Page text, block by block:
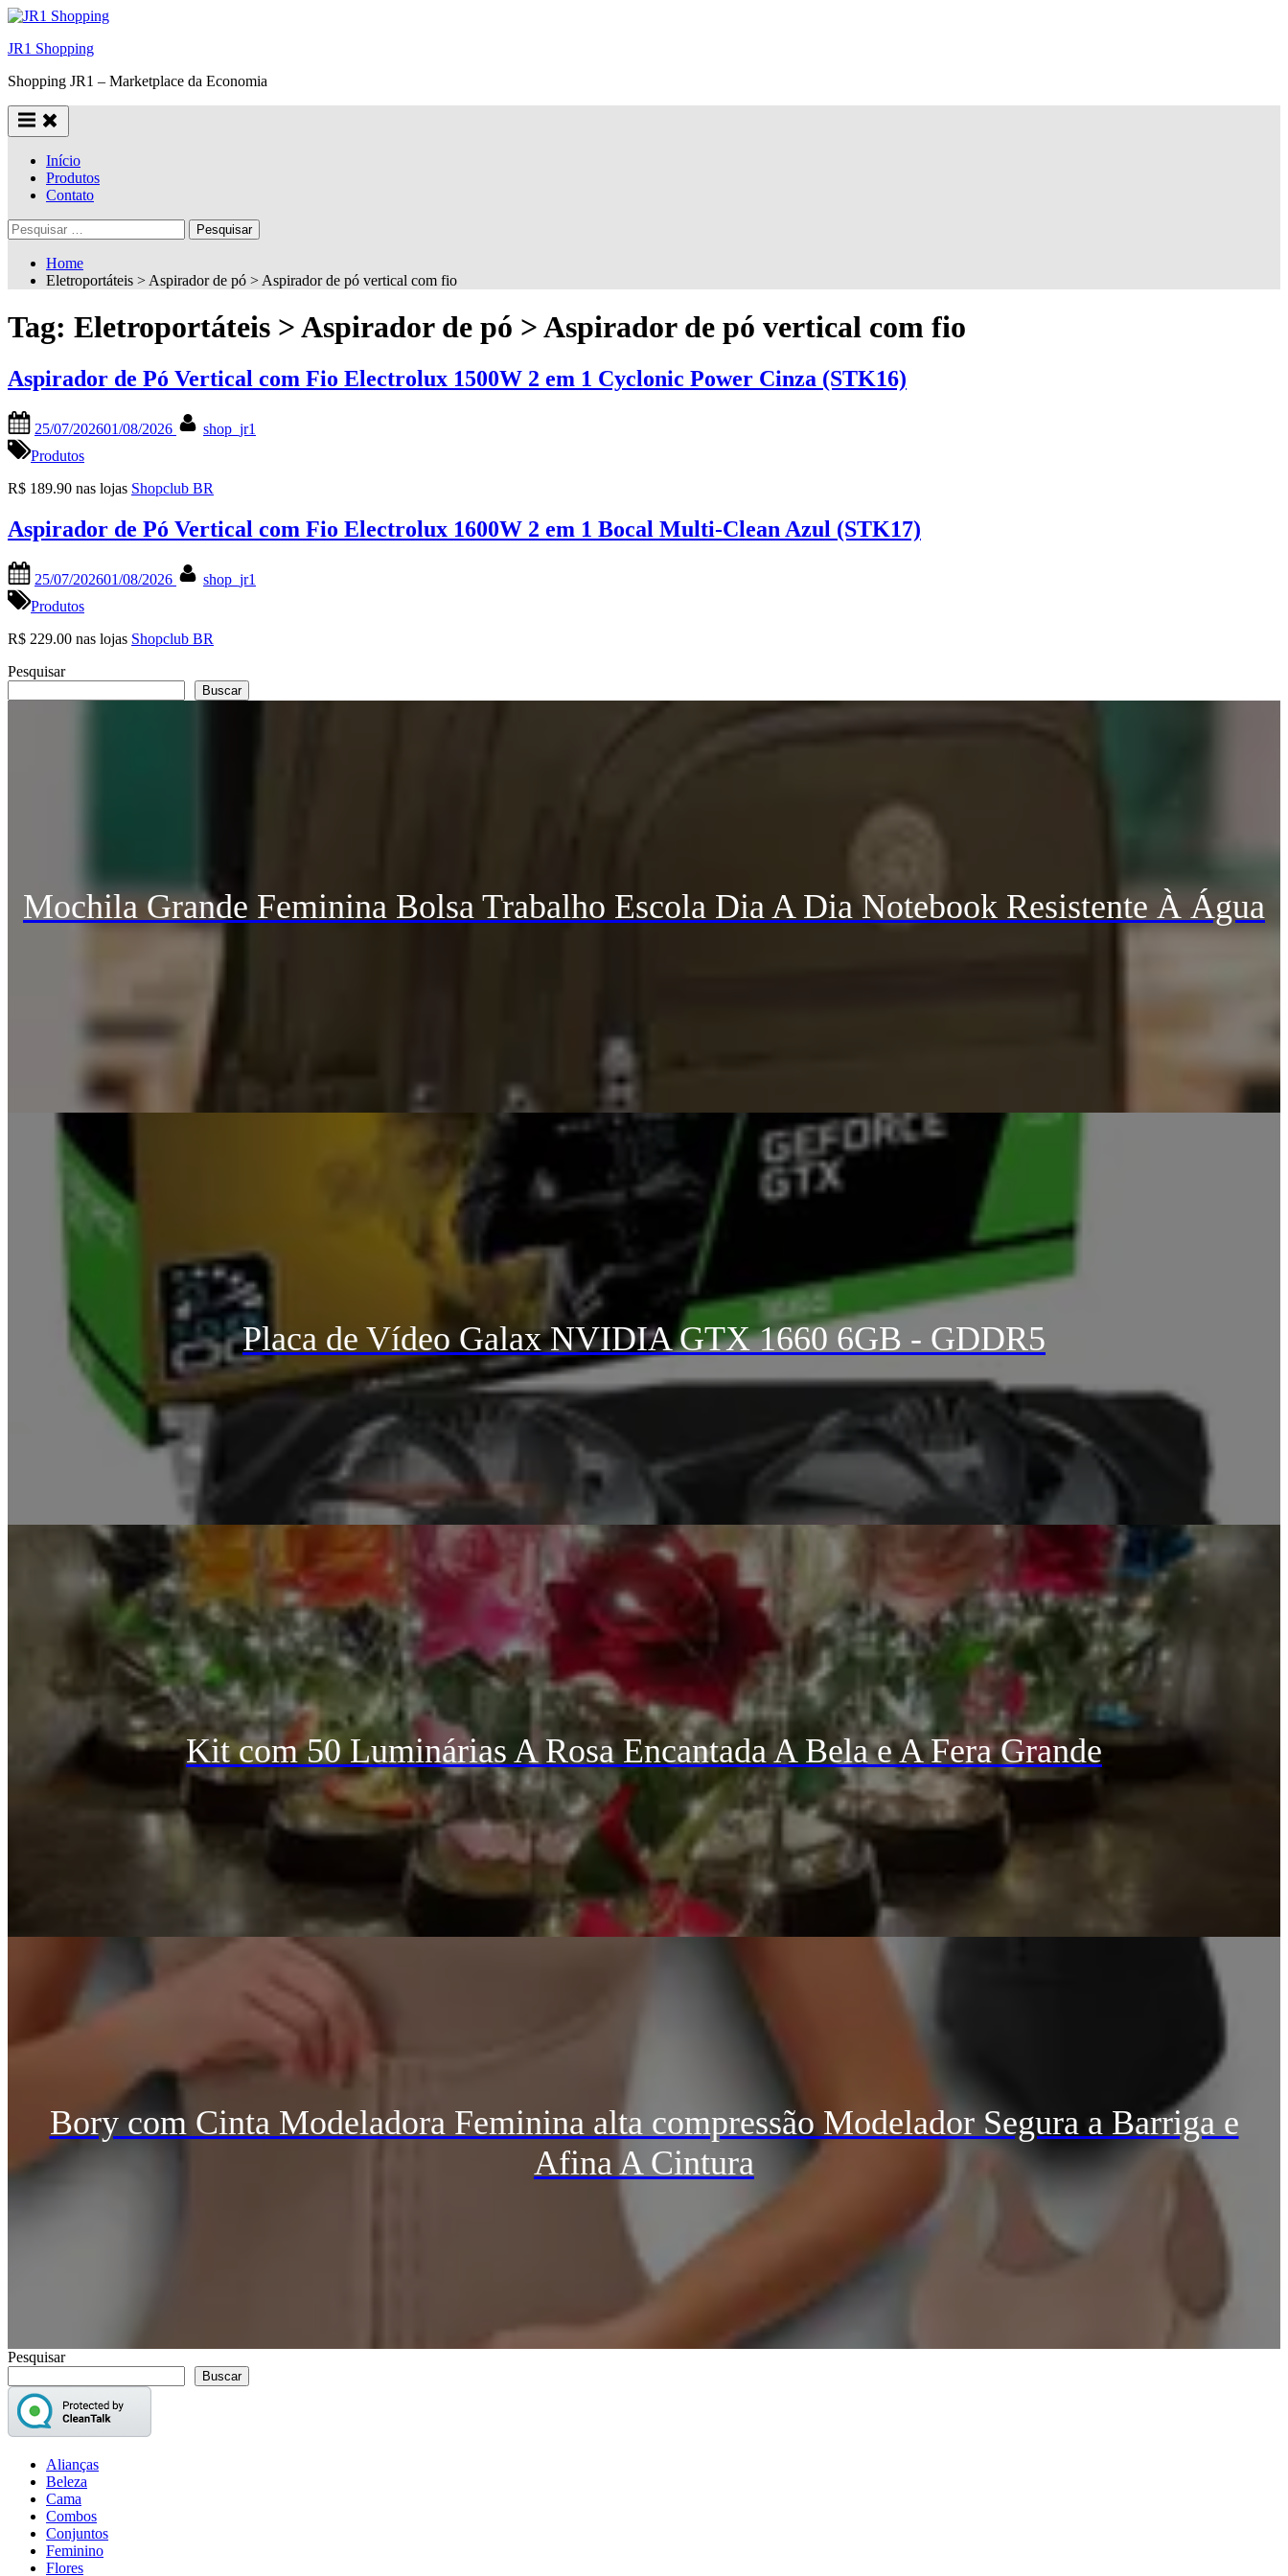
Skip
content
JR1 Shopping
Shopping JR1 – Marketplace da Economia
Início
Produtos
Contato
Pesquisar
por:
Home
Eletroportáteis > Aspirador de pó > Aspirador de pó vertical com fio
Tag: Eletroportáteis > Aspirador de pó > Aspirador de pó vertical com fio
Aspirador de Pó Vertical com Fio Electrolux 1500W 2 em 1 Cyclonic Power Cinza (STK16)
on
25/07/202601/08/2026
shop_jr1
Produtos
R$ 189.90 nas lojas Shopclub BR
Aspirador de Pó Vertical com Fio Electrolux 1600W 2 em 1 Bocal Multi-Clean Azul (STK17)
on
25/07/202601/08/2026
shop_jr1
Produtos
R$ 229.00 nas lojas Shopclub BR
Pesquisar
Buscar
Mochila Grande Feminina Bolsa Trabalho Escola Dia A Dia Notebook Resistente À Água
Placa de Vídeo Galax NVIDIA GTX 1660 6GB - GDDR5
Kit com 50 Luminárias A Rosa Encantada A Bela e A Fera Grande
Bory com Cinta Modeladora Feminina alta compressão Modelador Segura a Barriga e
Afina A Cintura
Pesquisar
Buscar
Alianças
Beleza
Cama
Combos
Conjuntos
Feminino
Flores